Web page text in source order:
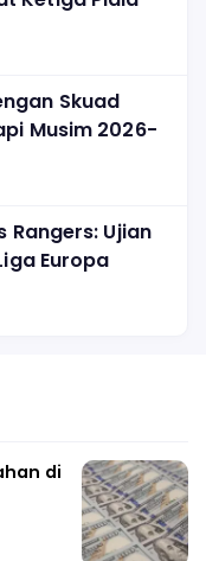
Skuad
Musim 2026-
Ujian
Europa
di